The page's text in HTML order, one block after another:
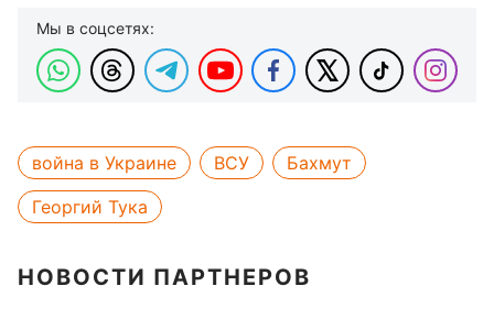
Мы в соцсетях:
война в Украине ВСУ
Бахмут
Георгий Тука
НОВОСТИ ПАРТНЕРОВ